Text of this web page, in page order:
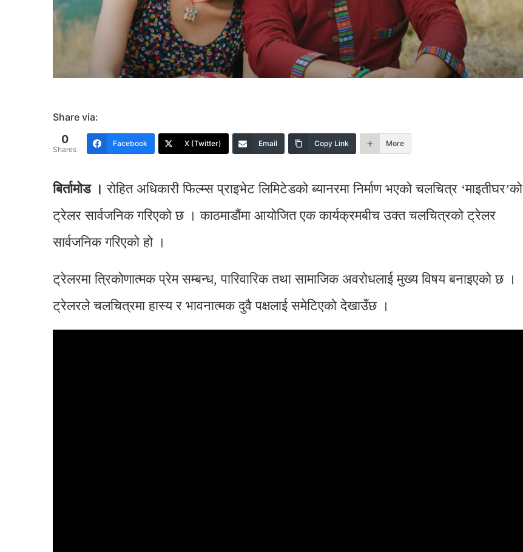
Share via:
0
Shares
Facebook X (Twitter) Email Copy Link More
बिर्तामोड । रोहित अधिकारी फिल्म्स प्राइभेट लिमिटेडको ब्यानरमा निर्माण भएको चलचित्र ‘माइतीघर’को
ट्रेलर सार्वजनिक गरिएको छ । काठमाडौंमा आयोजित एक कार्यक्रमबीच उक्त चलचित्रको ट्रेलर
सार्वजनिक गरिएको हो ।
ट्रेलरमा त्रिकोणात्मक प्रेम सम्बन्ध, पारिवारिक तथा सामाजिक अवरोधलाई मुख्य विषय बनाइएको छ ।
ट्रेलरले चलचित्रमा हास्य र भावनात्मक दुवै पक्षलाई समेटिएको देखाउँछ ।